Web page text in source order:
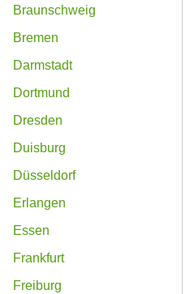
Braunschweig
Bremen
Darmstadt
Dortmund
Dresden
Duisburg
Düsseldorf
Erlangen
Essen
Frankfurt
Freiburg